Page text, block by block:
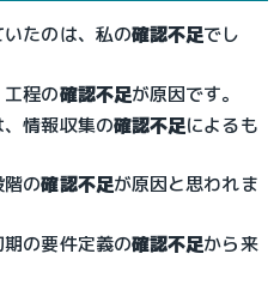
たのは、私の確認不足でし
程の確認不足が原因です。
情報収集の確認不足によるも
階の確認不足が原因と思われま
の要件定義の確認不足から来